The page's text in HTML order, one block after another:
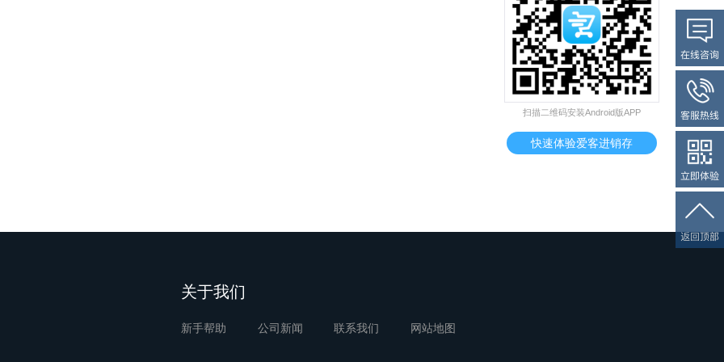
扫描二维码安装Android版APP
快速体验爱客进销存
关于我们
新手帮助 公司新闻 联系我们 网站地图